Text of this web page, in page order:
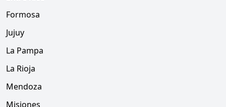
Formosa
Jujuy
La Pampa
La Rioja
Mendoza
Misiones